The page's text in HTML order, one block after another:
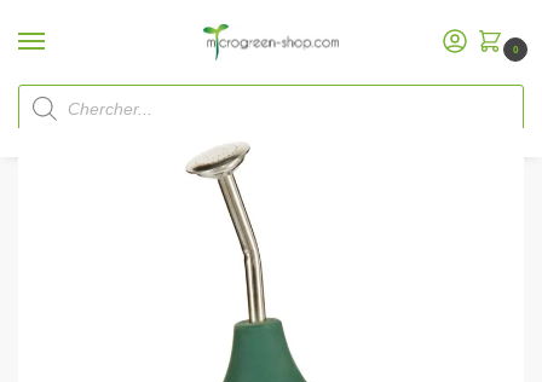
0
Accueil / Microgreen Shop